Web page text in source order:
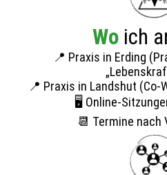
Woich
📍 Praxis in Erding
📍 Praxis in Landshut
🖥️ Online-
📆 Termine nach